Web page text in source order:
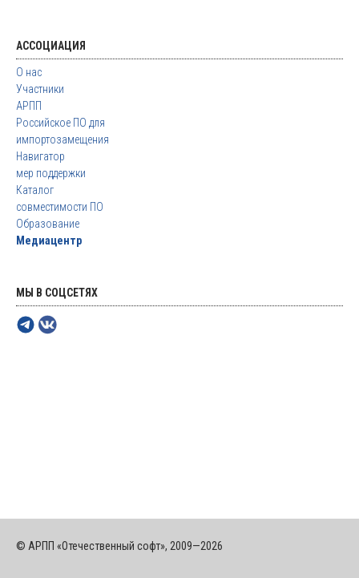
АССОЦИАЦИЯ
О нас
Участники
АРПП
Российское ПО для
импортозамещения
Навигатор
мер поддержки
Каталог
совместимости ПО
Образование
Медиацентр
МЫ В СОЦСЕТЯХ
© АРПП «Отечественный софт», 2009—2026